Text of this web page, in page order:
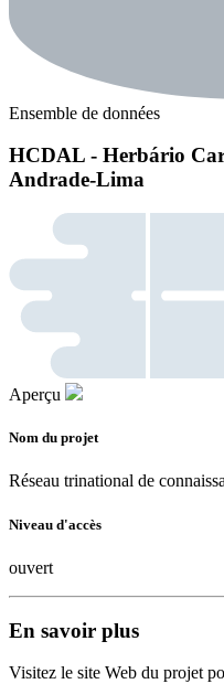
Ensemble de données
HCDAL - Herbário
Andrade-Lima
Aperçu
Nom du projet
Réseau trinational de
Niveau d'accès
ouvert
En savoir plus
Visitez le site Web du projet